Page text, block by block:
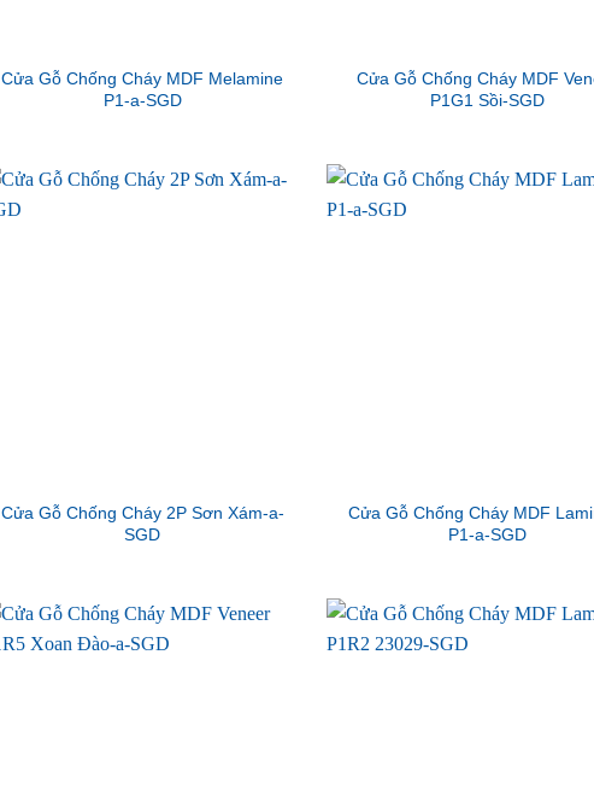
Cửa Gỗ Chống Cháy MDF Melamine
P1-a-SGD
Cửa Gỗ Chống Cháy MDF
P1G1 Sồi-SGD
Cửa Gỗ Chống Cháy 2P Sơn Xám-a-
SGD
Cửa Gỗ Chống Cháy MDF
P1-a-SGD